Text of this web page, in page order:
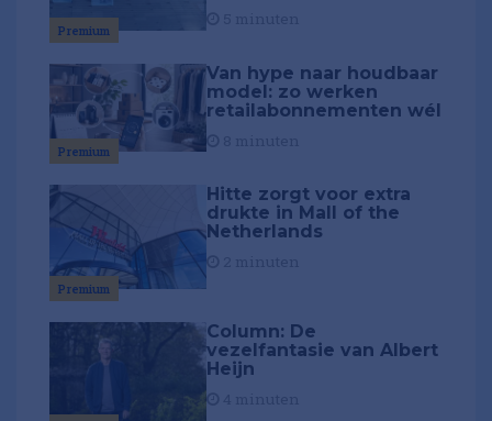
Premium
Premium
Van hype naar houdbaar
model: zo werken
retailabonnementen wél
Premium
Hitte zorgt voor extra
drukte in Mall of the
Netherlands
Column: De
vezelfantasie van Albert
Heijn